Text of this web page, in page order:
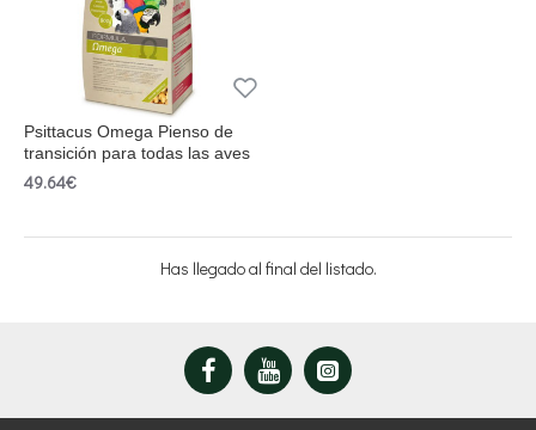
Psittacus Omega Pienso de
transición para todas las aves
49.64€
Has llegado al final del listado.